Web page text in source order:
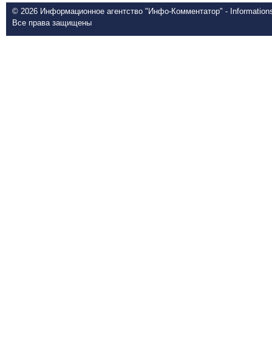
© 2026 Информационное агентство "Инфо-Комментатор" -
Все права защищены